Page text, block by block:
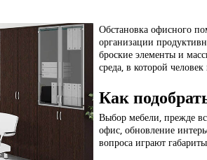
Обстановка офисного
организации
броские элементы и
среда, в которой
Как
Выбор мебели, прежде
офис, обновление
вопроса играют